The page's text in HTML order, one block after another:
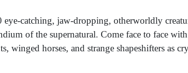
eye-catching, jaw-dropping, otherworldly
of the supernatural. Come face to face
winged horses, and strange shapeshifters as